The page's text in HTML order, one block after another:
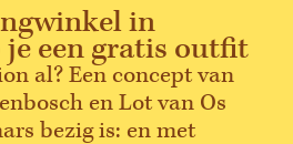
in
een gratis outfit
al? Een concept van
en Lot van Os
bezig is: en met